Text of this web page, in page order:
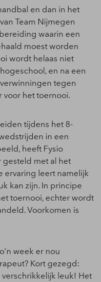
en dan in het
Team Nijmegen
waarin een
moest worden
wordt helaas niet
en na een
tegen
voor het toernooi.
tijdens het 8-
in een
heeft Fysio
gesteld met al het
ervaring leert namelijk
kan zijn. In principe
toernooi, echter wordt
Voorkomen is
week er nou
Kort gezegd:
leuk! Het